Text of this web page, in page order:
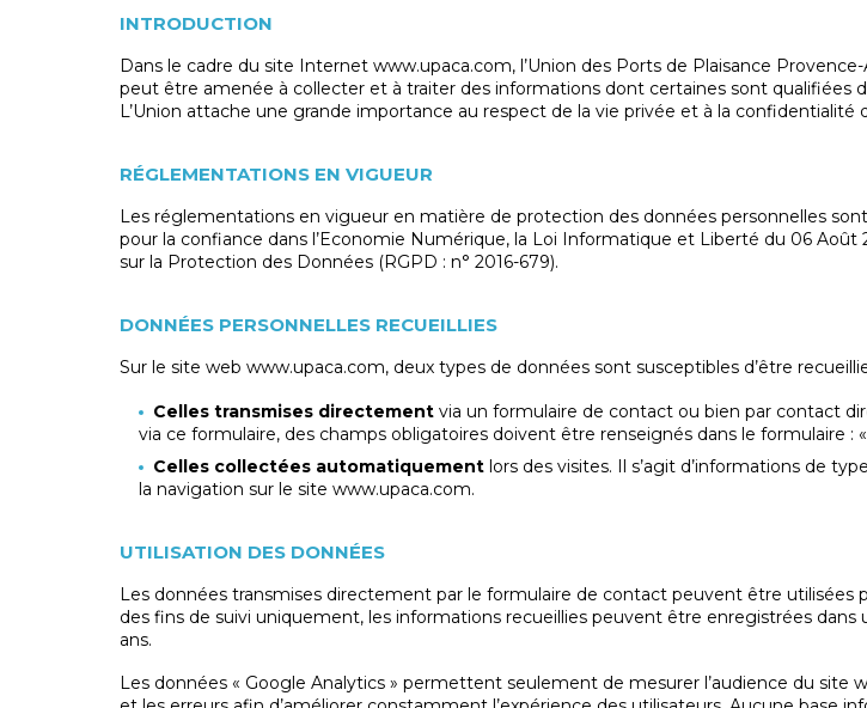
INTRODUCTION
Dans le cadre du site Internet www.upaca.com, l’Union des Ports de Plaisance
peut être amenée à collecter et à traiter des informations dont certaines sont qualifiées
L’Union attache une grande importance au respect de la vie privée et à la confidentialité
RÉGLEMENTATIONS EN VIGUEUR
Les réglementations en vigueur en matière de protection des données personnelles
pour la confiance dans l’Economie Numérique, la Loi Informatique et Liberté du 06
sur la Protection des Données (RGPD : n° 2016-679).
DONNÉES PERSONNELLES RECUEILLIES
Sur le site web www.upaca.com, deux types de données sont susceptibles d’être
Celles transmises directement via un formulaire de contact ou bien par contact
via ce formulaire, des champs obligatoires doivent être renseignés dans le formulaire : «
Celles collectées automatiquement lors des visites. Il s’agit d’informations de
la navigation sur le site www.upaca.com.
UTILISATION DES DONNÉES
Les données transmises directement par le formulaire de contact peuvent être utilisées
des fins de suivi uniquement, les informations recueillies peuvent être enregistrées
ans.
Les données « Google Analytics » permettent seulement de mesurer l’audience du site